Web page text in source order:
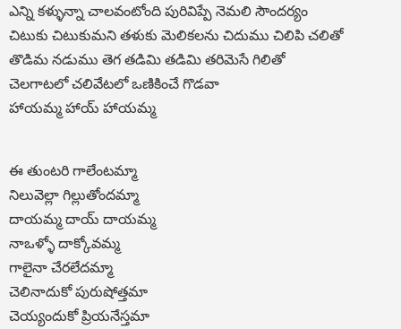
ఎన్ని కళ్ళున్నా చాలవంటోంది పురివిప్పే నెమలి సౌందర్యం
చిటుకు చిటుకుమని తళుకు మెలికలను చిదుము చిలిపి చలితో
తొడిమ నడుము తెగ తడిమి తడిమి తరిమెసే గిలితో
చెలగాటలో చలివేటలో ఒణికించే గొడవా
హాయమ్మ హాయ్ హాయమ్మ
ఈ తుంటరి గాలేంటమ్మా
నిలువెల్లా గిల్లుతోందమ్మా
దాయమ్మ దాయ్ దాయమ్మ
నాఒళ్ళో దాక్కోవమ్మ
గాలైనా చేరలేదమ్మా
చెలినాదుకో పురుషోత్తమా
చెయ్యందుకో ప్రియనేస్తమా